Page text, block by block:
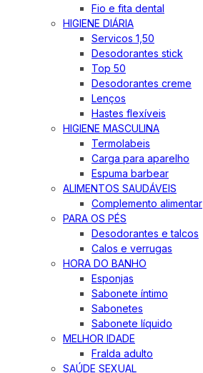
Fio e fita dental
HIGIENE DIÁRIA
Servicos 1,50
Desodorantes stick
Top 50
Desodorantes creme
Lenços
Hastes flexíveis
HIGIENE MASCULINA
Termolabeis
Carga para aparelho
Espuma barbear
ALIMENTOS SAUDÁVEIS
Complemento alimentar
PARA OS PÉS
Desodorantes e talcos
Calos e verrugas
HORA DO BANHO
Esponjas
Sabonete íntimo
Sabonetes
Sabonete líquido
MELHOR IDADE
Fralda adulto
SAÚDE SEXUAL